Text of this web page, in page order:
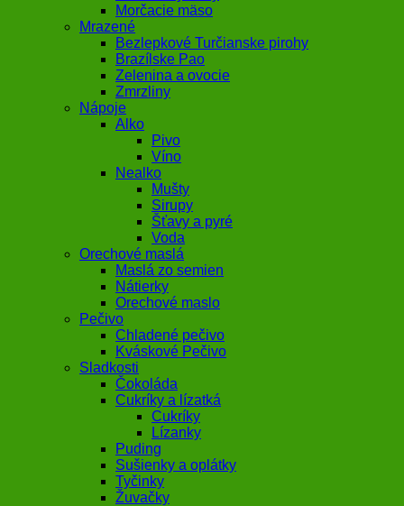
Morčacie mäso
Mrazené
Bezlepkové Turčianske pirohy
Brazílske Pao
Zelenina a ovocie
Zmrzliny
Nápoje
Alko
Pivo
Víno
Nealko
Mušty
Sirupy
Šťavy a pyré
Voda
Orechové maslá
Maslá zo semien
Nátierky
Orechové maslo
Pečivo
Chladené pečivo
Kváskové Pečivo
Sladkosti
Čokoláda
Cukríky a lízatká
Cukríky
Lízanky
Puding
Sušienky a oplátky
Tyčinky
Žuvačky